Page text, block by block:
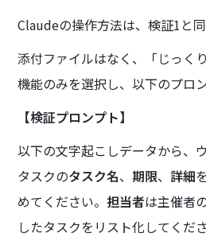
Claudeの操作方法は、検証1と同
添付ファイルはなく、「じっく
機能のみを選択し、以下のプロ
【検証プロンプト】
以下の文字起こしデータから、
タスクのタスク名、期限、詳細
めてください。 担当者は主催者
したタスクをリスト化してくだ